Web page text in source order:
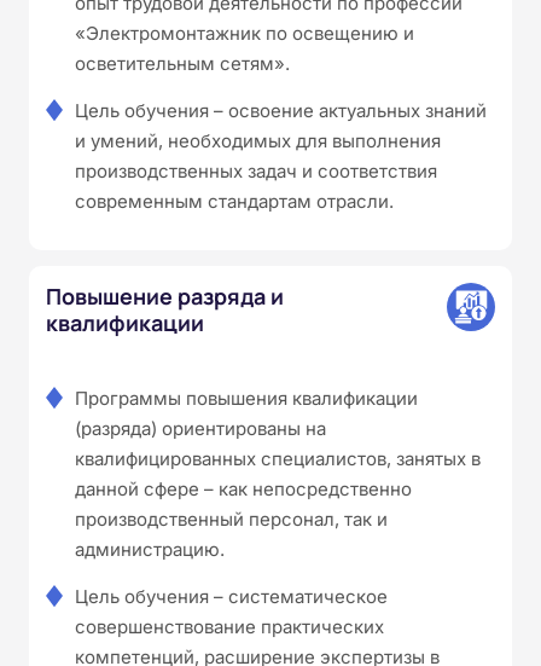
«Электромонтажник по освещению и
осветительным сетям».
Цель обучения – освоение актуальных знаний
и умений, необходимых для выполнения
производственных задач и соответствия
современным стандартам отрасли.
Повышение разряда и
квалификации
Программы повышения квалификации
(разряда) ориентированы на
квалифицированных специалистов, занятых в
данной сфере – как непосредственно
производственный персонал, так и
администрацию.
Цель обучения – систематическое
совершенствование практических
компетенций, расширение экспертизы в